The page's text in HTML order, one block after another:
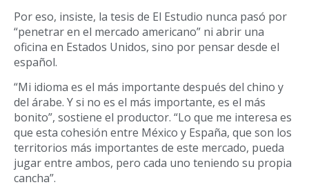
Por eso, insiste, la tesis de El Estudio nunca pasó por
“penetrar en el mercado americano” ni abrir una
oficina en Estados Unidos, sino por pensar desde el
español.
“Mi idioma es el más importante después del chino y
del árabe. Y si no es el más importante, es el más
bonito”, sostiene el productor. “Lo que me interesa es
que esta cohesión entre México y España, que son los
territorios más importantes de este mercado, pueda
jugar entre ambos, pero cada uno teniendo su propia
cancha”.